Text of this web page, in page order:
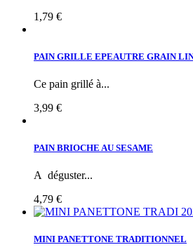
1,79 €
PAIN GRILLE EPEAUTRE GRAIN
Ce pain grillé à...
3,99 €
PAIN BRIOCHE AU SESAME
A déguster...
4,79 €
MINI PANETTONE TRADITIONNEL